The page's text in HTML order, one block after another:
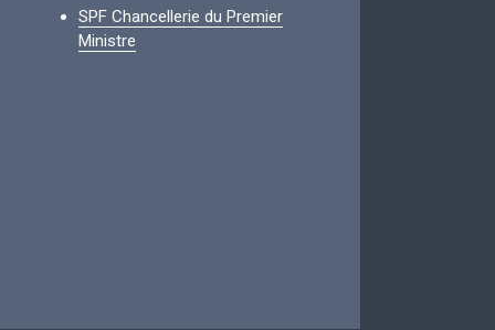
SPF Chancellerie du Premier
Ministre